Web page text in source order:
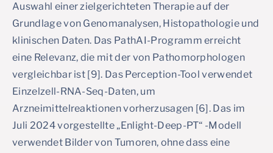
Auswahl einer zielgerichteten Therapie auf der
Grundlage von Genomanalysen, Histopathologie und
klinischen Daten. Das PathAI-Programm erreicht
eine Relevanz, die mit der von Pathomorphologen
vergleichbar ist [9]. Das Perception-Tool verwendet
Einzelzell-RNA-Seq-Daten, um
Arzneimittelreaktionen vorherzusagen [6]. Das im
Juli 2024 vorgestellte „Enlight-Deep-PT“ -Modell
verwendet Bilder von Tumoren, ohne dass eine